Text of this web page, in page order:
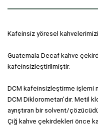
Kafeinsiz yöresel
Guatemala Decaf kahve
kafeinsizleştirilmiştir.
DCM kafeinsizleştirme işlemi
DCM Diklorometan'dır. Metil
ayrıştıran bir solvent/
Çiğ kahve çekirdekleri önce